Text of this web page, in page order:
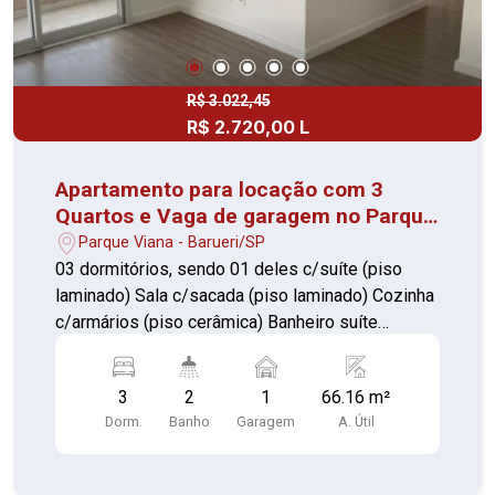
R$ 3.022,45
R$ 2.720,00 L
Apartamento para locação com 3
Quartos e Vaga de garagem no Parque
Viana
Parque Viana - Barueri/SP
03 dormitórios, sendo 01 deles c/suíte (piso
laminado) Sala c/sacada (piso laminado) Cozinha
c/armários (piso cerâmica) Banheiro suíte
Banheiro social c/gabinete e box de vidro (piso
cerâmica) 01 vaga de garagem A 10 minutos do
Parque Shopping Barueri e estação da CPTM
3
Dorm.
2
Banho
1
Garagem
66.16 m²
A. Útil